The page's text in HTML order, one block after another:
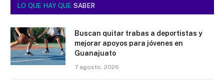
LO QUE HAY QUE SABER
Buscan quitar trabas a deportistas y
mejorar apoyos para jóvenes en
Guanajuato
7 agosto, 2026